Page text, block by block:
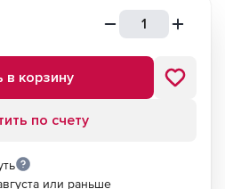
в корзину
по счету
или раньше